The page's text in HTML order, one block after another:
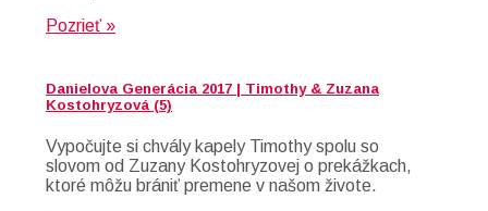
Pozrieť »
Danielova Generácia 2017 | Timothy & Zuzana
Kostohryzová (5)
Vypočujte si chvály kapely Timothy spolu so
slovom od Zuzany Kostohryzovej o prekážkach,
ktoré môžu brániť premene v našom živote.